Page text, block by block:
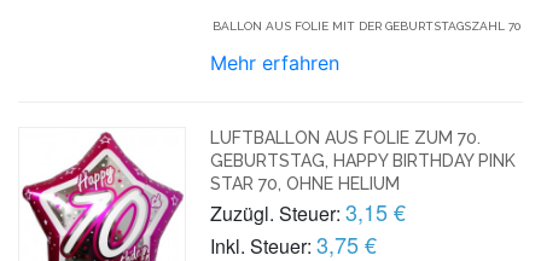
BALLON AUS FOLIE MIT DER GEBURTSTAGSZAHL 70
Mehr erfahren
LUFTBALLON AUS FOLIE ZUM 70.
GEBURTSTAG, HAPPY BIRTHDAY PINK
STAR 70, OHNE HELIUM
Zuzügl. Steuer: 3,15 €
Inkl. Steuer: 3,75 €